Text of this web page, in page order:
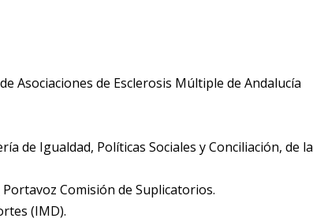
Asociaciones de Esclerosis Múltiple de Andalucía
de Igualdad, Políticas Sociales y Conciliación, de la
Comisión de Suplicatorios.
(IMD).